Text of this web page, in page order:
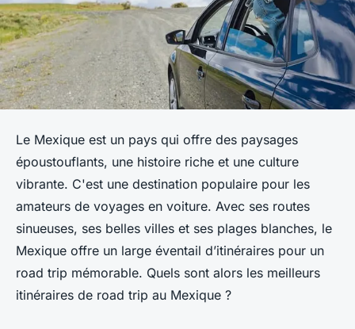
Le Mexique est un pays qui offre des paysages
époustouflants, une histoire riche et une culture
vibrante. C'est une destination populaire pour les
amateurs de voyages en voiture. Avec ses routes
sinueuses, ses belles villes et ses plages blanches, le
Mexique offre un large éventail d’itinéraires pour un
road trip mémorable. Quels sont alors les meilleurs
itinéraires de road trip au Mexique ?